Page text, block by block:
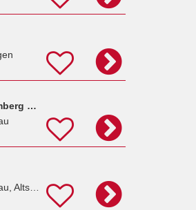
ASB Arbeiter-Samariter-Bund Baden-Württemberg e.V. Region Südbaden